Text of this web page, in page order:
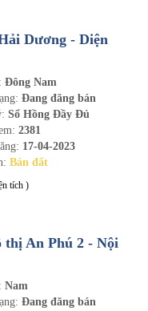
Dương - Diện
Đông Nam
Đang đăng bán
Sổ Hồng Đầy Đủ
2381
17-04-2023
Bán đất
tích )
thị An Phú 2 - Nội
Nam
Đang đăng bán